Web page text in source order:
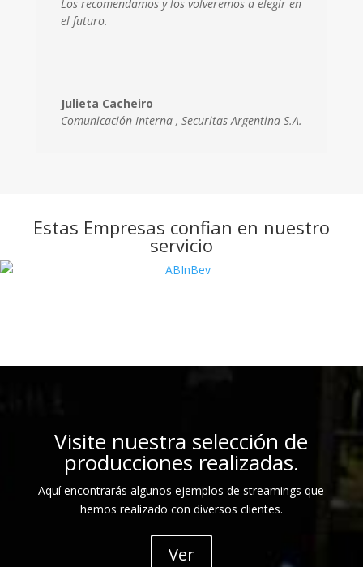
Los recomendamos y los volveremos a elegir en
el futuro.
Julieta Cacheiro
Comunicación Interna , Securitas Argentina S.A.
Estas Empresas confian en nuestro
servicio
Visite nuestra selección de
producciones realizadas.
Aquí encontrarás algunos ejemplos de streamings que
hemos realizado con diversos clientes.
Ver